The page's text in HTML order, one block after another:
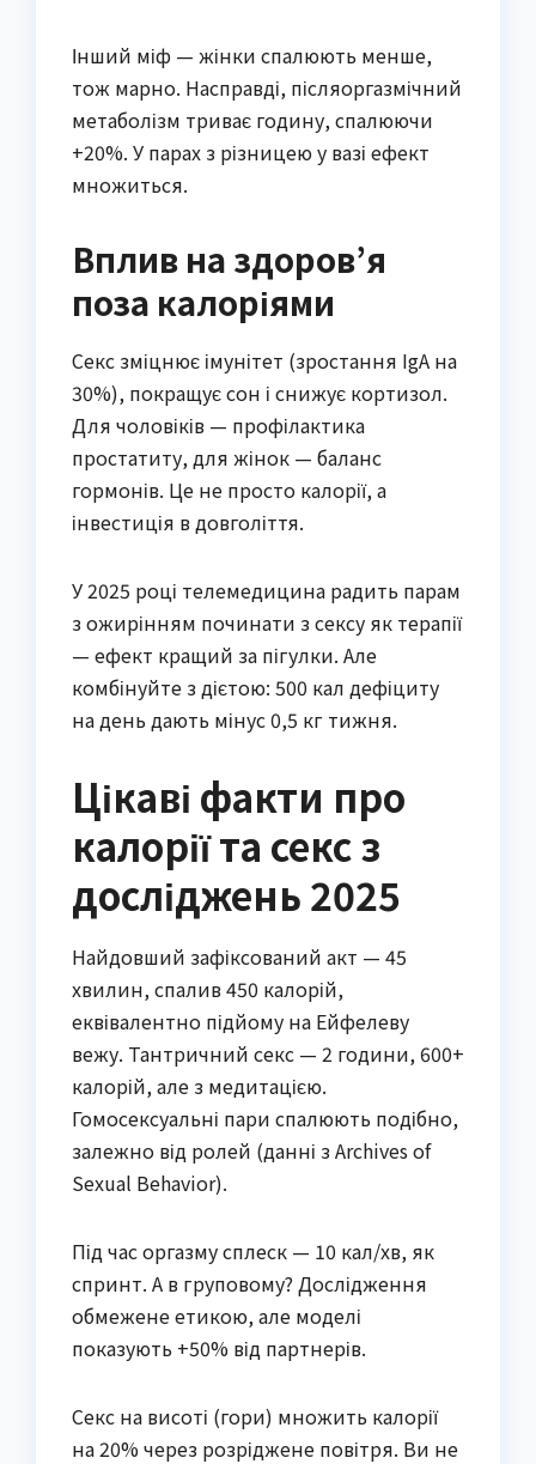
Інший міф — жінки спалюють менше,
тож марно. Насправді, післяоргазмічний
метаболізм триває годину, спалюючи
+20%. У парах з різницею у вазі ефект
множиться.
Вплив на здоров’я
поза калоріями
Секс зміцнює імунітет (зростання IgA на
30%), покращує сон і снижує кортизол.
Для чоловіків — профілактика
простатиту, для жінок — баланс
гормонів. Це не просто калорії, а
інвестиція в довголіття.
У 2025 році телемедицина радить парам
з ожирінням починати з сексу як терапії
— ефект кращий за пігулки. Але
комбінуйте з дієтою: 500 кал дефіциту
на день дають мінус 0,5 кг тижня.
Цікаві факти про
калорії та секс з
досліджень 2025
Найдовший зафіксований акт — 45
хвилин, спалив 450 калорій,
еквівалентно підйому на Ейфелеву
вежу. Тантричний секс — 2 години, 600+
калорій, але з медитацією.
Гомосексуальні пари спалюють подібно,
залежно від ролей (данні з Archives of
Sexual Behavior).
Під час оргазму сплеск — 10 кал/хв, як
спринт. А в груповому? Дослідження
обмежене етикою, але моделі
показують +50% від партнерів.
Секс на висоті (гори) множить калорії
на 20% через розріджене повітря. Ви не